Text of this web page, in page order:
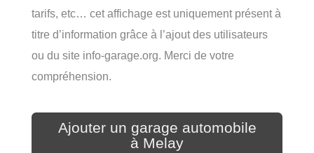
tarifs, etc… cet affichage est uniquement présent à
titre d’information grâce à l’ajout des utilisateurs
ou du site info-garage.org. Merci de votre
compréhension.
Ajouter un garage automobile
à Melay